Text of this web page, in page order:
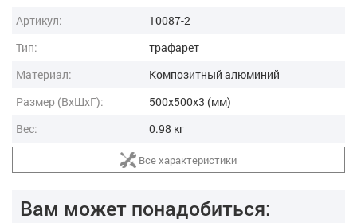
Артикул:
10087-2
Тип:
трафарет
Материал:
Композитный алюминий
Размер (ВxШxГ):
500x500x3 (мм)
Вес:
0.98 кг
Все характеристики
Вам может понадобиться: